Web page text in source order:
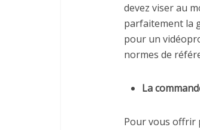
devez viser au
parfaitement la
pour un
normes de
La
Pour vous offrir